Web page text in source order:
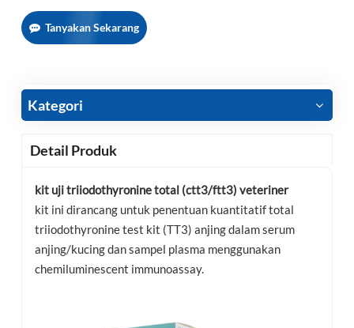
Tanyakan Sekarang
Kategori
Detail Produk
kit uji triiodothyronine total (ctt3/ftt3) veteriner
kit ini dirancang untuk penentuan kuantitatif total
triiodothyronine test kit (TT3) anjing dalam serum
anjing/kucing dan sampel plasma menggunakan
chemiluminescent immunoassay.